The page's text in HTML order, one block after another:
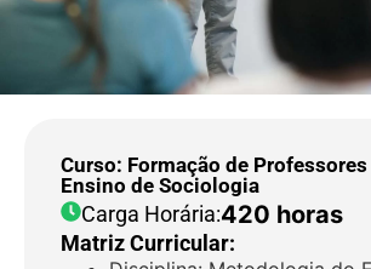
Curso: Formação de Professores
Ensino de Sociologia
Carga Horária:420 horas
Matriz Curricular: